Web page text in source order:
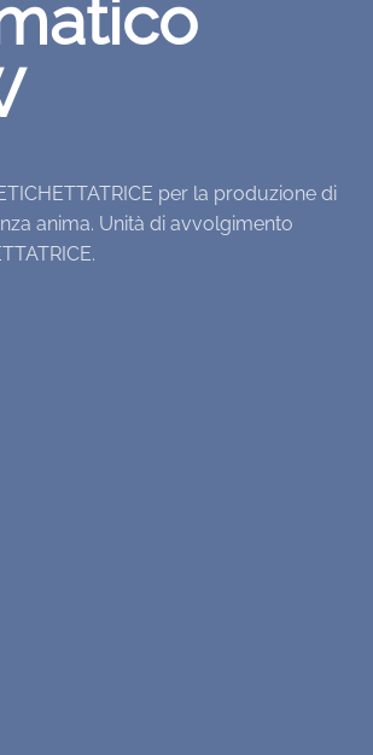
per la produzione di
anima. Unità di avvolgimento